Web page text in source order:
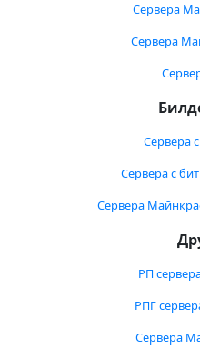
Сервера
Сервера
Сервера
Сервера с
Сервера
РП
РПГ
Сервера